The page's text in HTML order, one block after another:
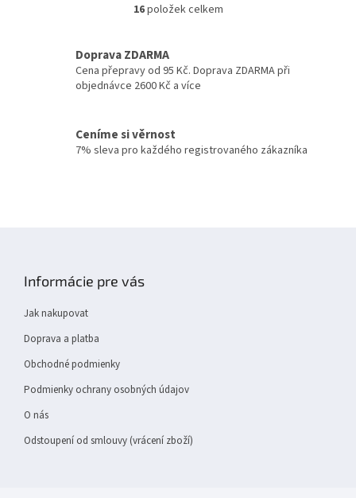
O
á
d
a
r
16položek celkem
Doprava ZDARMA
Cena přepravy od 95 Kč. Doprava ZDARMA při
objednávce 2600 Kč a více
Ceníme si věrnost
7% sleva pro každého registrovaného zákazníka
Informácie pre vás
Jak nakupovat
Doprava a platba
Obchodné podmienky
Podmienky ochrany osobných údajov
O nás
Odstoupení od smlouvy (vrácení zboží)